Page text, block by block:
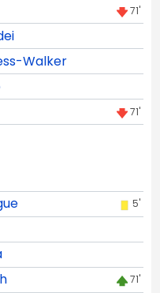
71'
Walker
71'
5'
71'